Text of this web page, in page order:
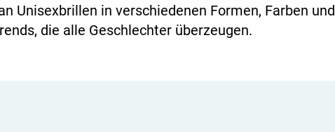
Unisexbrillen in verschiedenen Formen, Farben und
die alle Geschlechter überzeugen.